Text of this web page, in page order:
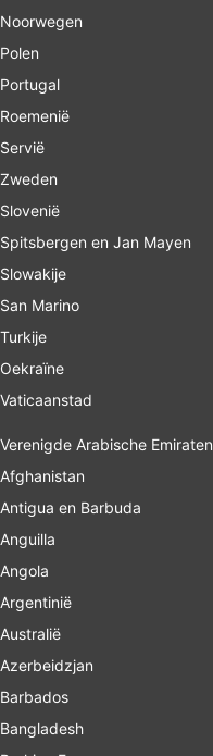
Noorwegen
Polen
Portugal
Roemenië
Servië
Zweden
Slovenië
Spitsbergen en Jan Mayen
Slowakije
San Marino
Turkije
Oekraïne
Vaticaanstad
Verenigde Arabische Emiraten
Afghanistan
Antigua en Barbuda
Anguilla
Angola
Argentinië
Australië
Azerbeidzjan
Barbados
Bangladesh